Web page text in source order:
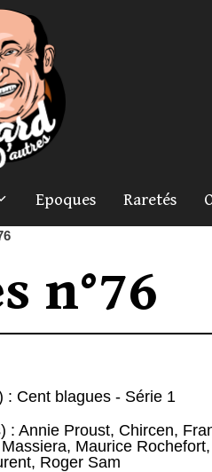
Epoques Raretés
n°76
: Cent blagues - Série 1
: Annie Proust, Chircen,
, Maurice Rochefort,
, Roger Sam